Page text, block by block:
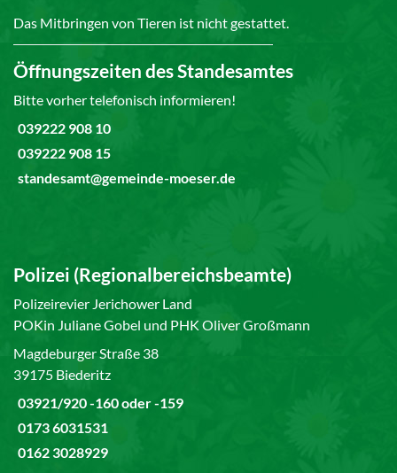
Das Mitbringen von Tieren ist nicht gestattet.
Öffnungszeiten des Standesamtes
Bitte vorher telefonisch informieren!
039222 908 10
039222 908 15
standesamt@gemeinde-moeser.de
Polizei (Regionalbereichsbeamte)
Polizeirevier Jerichower Land
POKin Juliane Gobel und PHK Oliver Großmann
Magdeburger Straße 38
39175 Biederitz
03921/920 -160 oder -159
0173 6031531
0162 3028929